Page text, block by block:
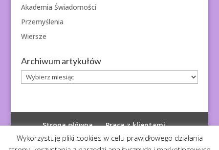
Akademia Świadomości
Przemyślenia
Wiersze
Archiwum artykułów
Archiwum
artykułów
Strona główna
Praca z klientami
Polityka prywatności
Wykorzystuję pliki cookies w celu prawidłowego działania